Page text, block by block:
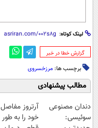
لینک کوتاه:
‌گزارش خطا در خبر
برچسب ها: مرزخسروی
مطالب پیشنهادی
دندان مصنوعی
سوئیسی:
آرتروز مفاصل
خود را به طور